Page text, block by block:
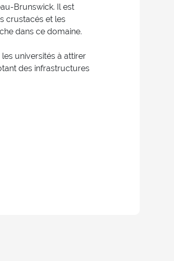
Brunswick. Il est
crustacés et les
dans ce domaine.
universités à attirer
des infrastructures